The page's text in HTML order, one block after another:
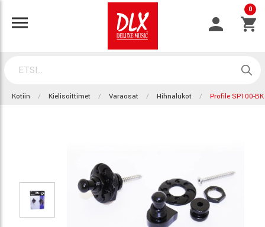
0
Kotiin Kielisoittimet Varaosat Hihnalukot Profile SP100-BK